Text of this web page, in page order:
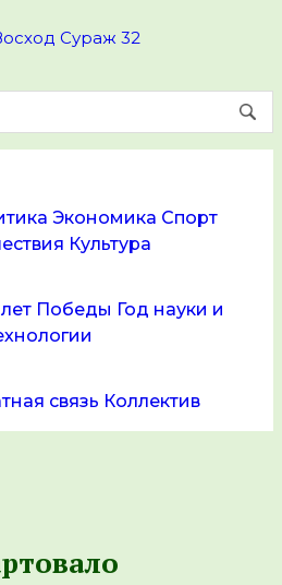
Экономика Спорт
Культура
Победы Год науки и
связь Коллектив